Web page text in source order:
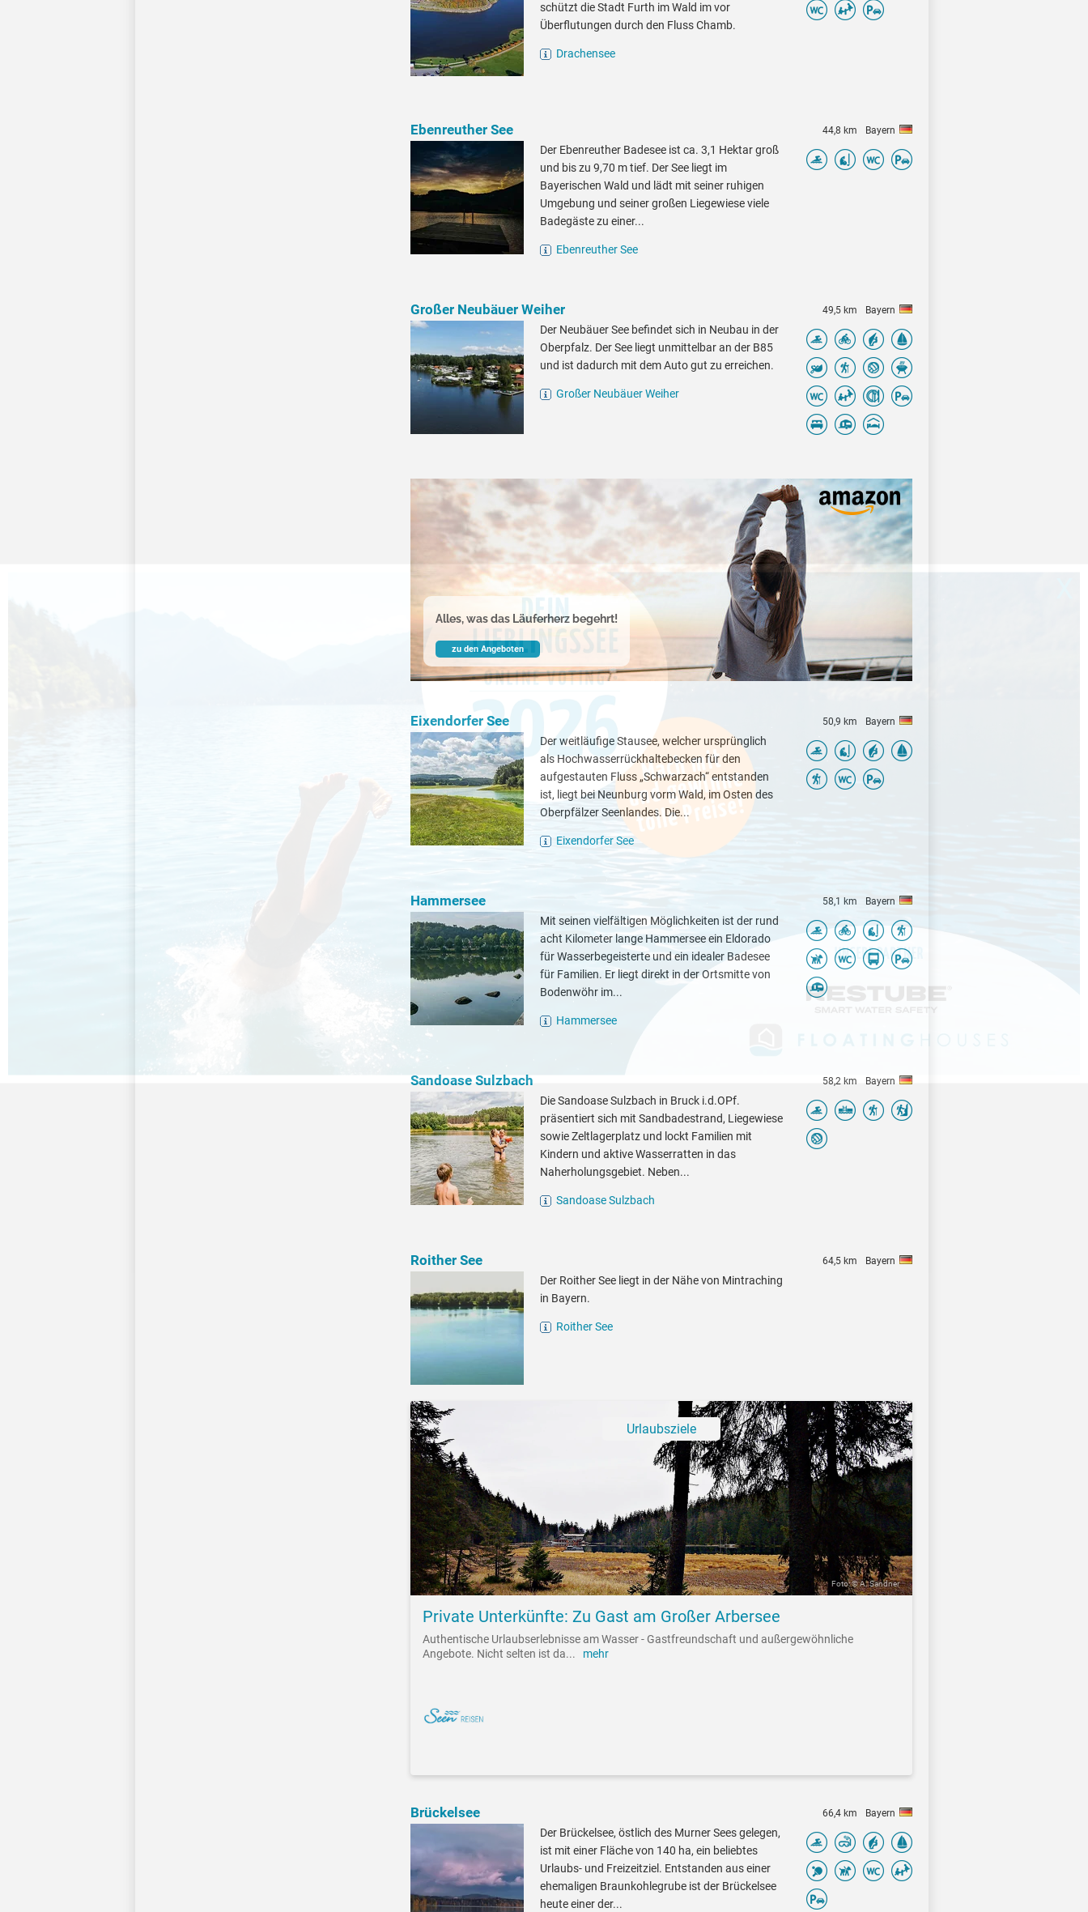
schützt die Stadt Furth im Wald im vor
Überflutungen durch den Fluss Chamb.
Drachensee
Ebenreuther See 44,8 km Bayern
Der Ebenreuther Badesee ist ca. 3,1 Hektar groß
und bis zu 9,70 m tief. Der See liegt im
Bayerischen Wald und lädt mit seiner ruhigen
Umgebung und seiner großen Liegewiese viele
Badegäste zu einer...
Ebenreuther See
Großer Neubäuer Weiher 49,5 km Bayern
Der Neubäuer See befindet sich in Neubau in der
Oberpfalz. Der See liegt unmittelbar an der B85
und ist dadurch mit dem Auto gut zu erreichen.
Großer Neubäuer Weiher
Alles, was das Läuferherz begehrt!
zu den Angeboten
Eixendorfer See 50,9 km Bayern
Der weitläufige Stausee, welcher ursprünglich
als Hochwasserrückhaltebecken für den
aufgestauten Fluss „Schwarzach“ entstanden
ist, liegt bei Neunburg vorm Wald, im Osten des
Oberpfälzer Seenlandes. Die...
Eixendorfer See
Hammersee 58,1 km Bayern
Mit seinen vielfältigen Möglichkeiten ist der rund
acht Kilometer lange Hammersee ein Eldorado
für Wasserbegeisterte und ein idealer Badesee
für Familien. Er liegt direkt in der Ortsmitte von
Bodenwöhr im...
Hammersee
Sandoase Sulzbach 58,2 km Bayern
Die Sandoase Sulzbach in Bruck i.d.OPf.
präsentiert sich mit Sandbadestrand, Liegewiese
sowie Zeltlagerplatz und lockt Familien mit
Kindern und aktive Wasserratten in das
Naherholungsgebiet. Neben...
Sandoase Sulzbach
Roither See 64,5 km Bayern
Der Roither See liegt in der Nähe von Mintraching
in Bayern.
Roither See
Urlaubsziele
Foto: © A. Sandner
Private Unterkünfte: Zu Gast am Großer Arbersee
Authentische Urlaubserlebnisse am Wasser - Gastfreundschaft und außergewöhnliche
Angebote. Nicht selten ist da... mehr
Brückelsee 66,4 km Bayern
Der Brückelsee, östlich des Murner Sees gelegen,
ist mit einer Fläche von 140 ha, ein beliebtes
Urlaubs- und Freizeitziel. Entstanden aus einer
ehemaligen Braunkohlegrube ist der Brückelsee
heute einer der...